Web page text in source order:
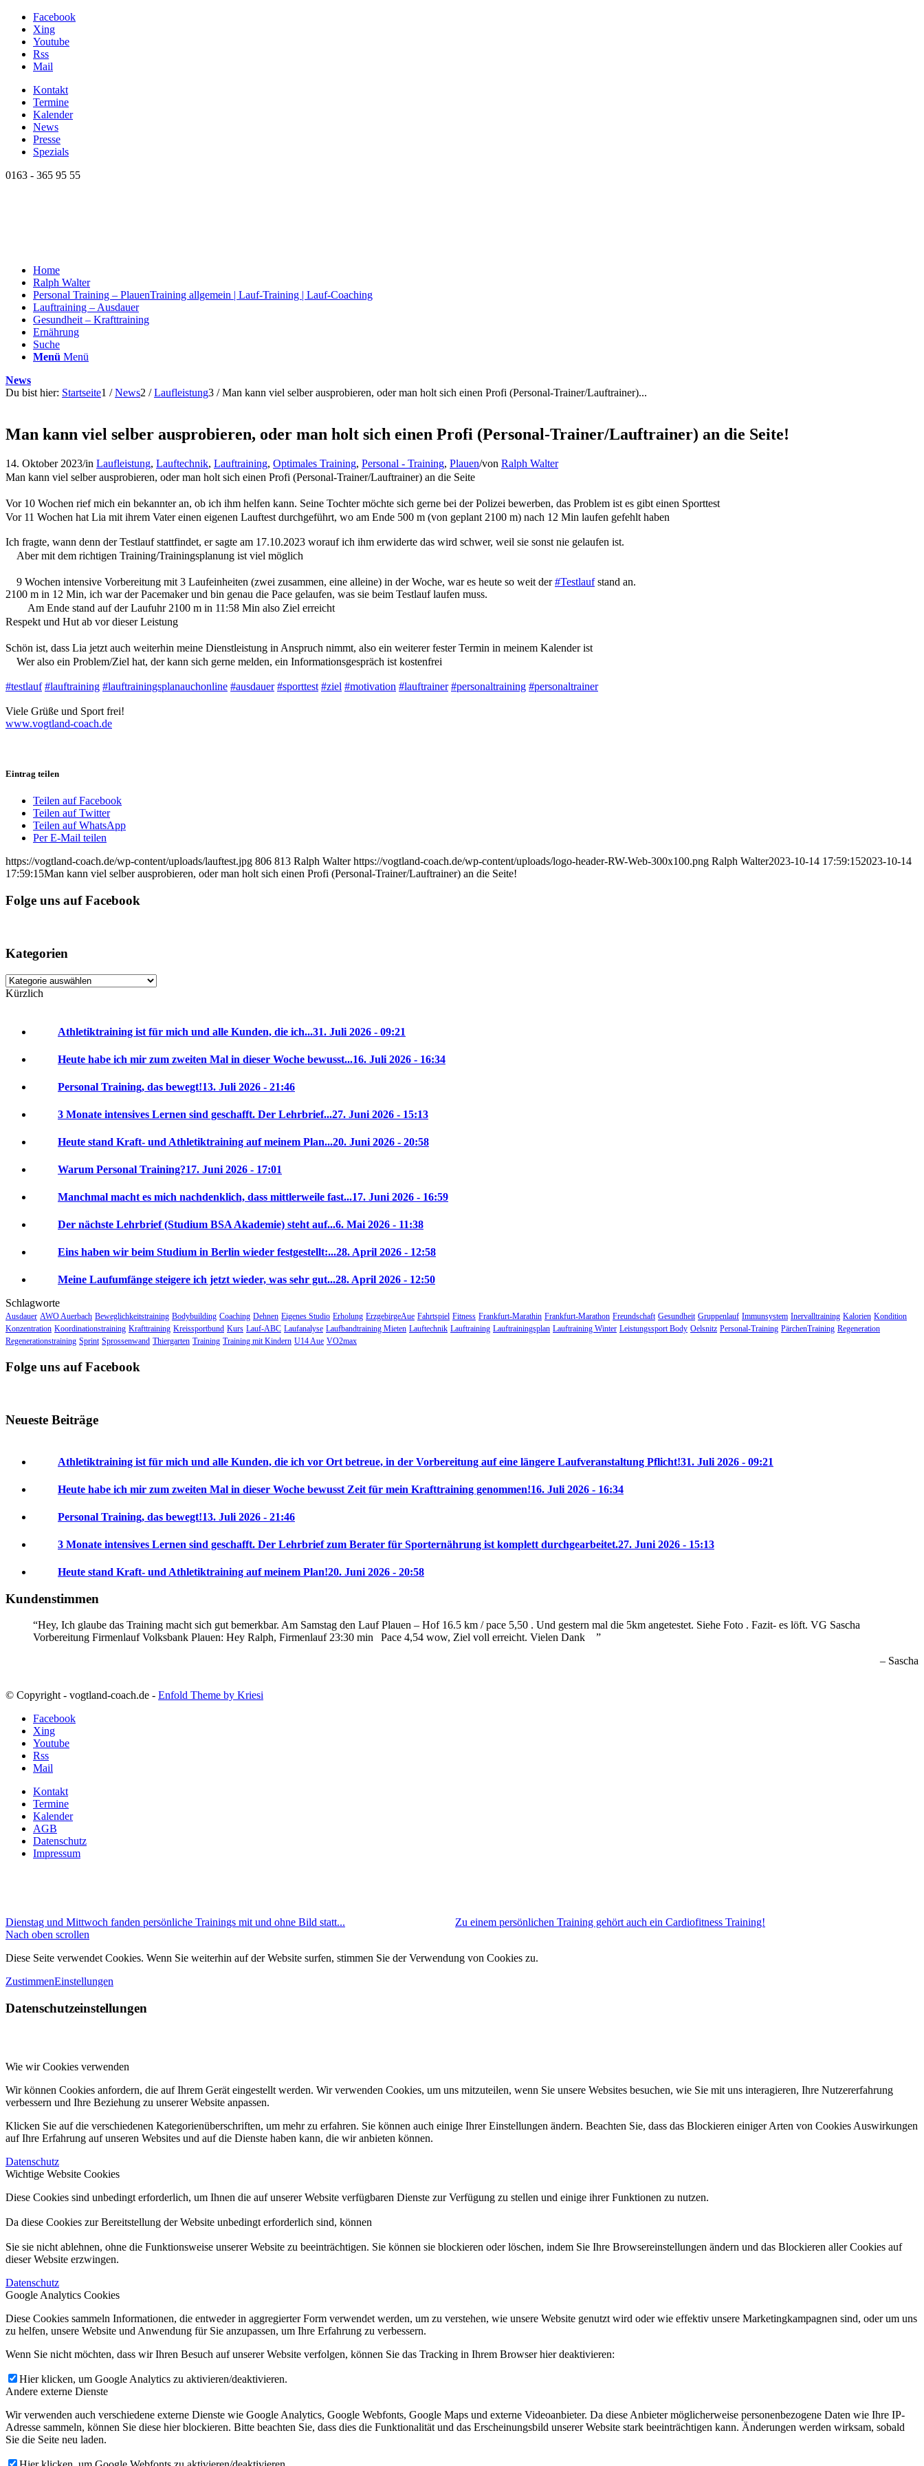
Facebook
Xing
Youtube
Rss
Mail
Kontakt
Termine
Kalender
News
Presse
Spezials
0163 - 365 95 55
Home
Ralph Walter
Personal Training – PlauenTraining allgemein | Lauf-Training | Lauf-Coaching
Lauftraining – Ausdauer
Gesundheit – Krafttraining
Ernährung
Suche
Menü Menü
News
Du bist hier: Startseite1 / News2 / Laufleistung3 / Man kann viel selber ausprobieren, oder man holt sich einen Profi (Personal-Trainer/Lauftrainer)...
Man kann viel selber ausprobieren, oder man holt sich einen Profi (Personal-Trainer/Lauftrainer) an die Seite!
14. Oktober 2023/in Laufleistung, Lauftechnik, Lauftraining, Optimales Training, Personal - Training, Plauen/von Ralph Walter
Man kann viel selber ausprobieren, oder man holt sich einen Profi (Personal-Trainer/Lauftrainer) an die Seite
Vor 10 Wochen rief mich ein bekannter an, ob ich ihm helfen kann. Seine Tochter möchte sich gerne bei der Polizei bewerben, das Problem ist es gibt einen Sporttest
Vor 11 Wochen hat Lia mit ihrem Vater einen eigenen Lauftest durchgeführt, wo am Ende 500 m (von geplant 2100 m) nach 12 Min laufen gefehlt haben
Ich fragte, wann denn der Testlauf stattfindet, er sagte am 17.10.2023 worauf ich ihm erwiderte das wird schwer, weil sie sonst nie gelaufen ist.
Aber mit dem richtigen Training/Trainingsplanung ist viel möglich
9 Wochen intensive Vorbereitung mit 3 Laufeinheiten (zwei zusammen, eine alleine) in der Woche, war es heute so weit der#Testlaufstand an.
2100 m in 12 Min, ich war der Pacemaker und bin genau die Pace gelaufen, was sie beim Testlauf laufen muss.
Am Ende stand auf der Laufuhr 2100 m in 11:58 Min also Ziel erreicht
Respekt und Hut ab vor dieser Leistung
Schön ist, dass Lia jetzt auch weiterhin meine Dienstleistung in Anspruch nimmt, also ein weiterer fester Termin in meinem Kalender ist
Wer also ein Problem/Ziel hat, der kann sich gerne melden, ein Informationsgespräch ist kostenfrei
#testlauf #lauftraining #lauftrainingsplanauchonline #ausdauer #sporttest #ziel #motivation #lauftrainer #personaltraining #personaltrainer
Viele Grüße und Sport frei!
www.vogtland-coach.de
Eintrag teilen
Teilen auf Facebook
Teilen auf Twitter
Teilen auf WhatsApp
Per E-Mail teilen
https://vogtland-coach.de/wp-content/uploads/lauftest.jpg 806 813 Ralph Walter https://vogtland-coach.de/wp-content/uploads/logo-header-RW-Web-300x100.png Ralph Walter2023-10-14 17:59:152023-10-14
17:59:15Man kann viel selber ausprobieren, oder man holt sich einen Profi (Personal-Trainer/Lauftrainer) an die Seite!
Folge uns auf Facebook
Kategorien
Kategorien
Kürzlich
Athletiktraining ist für mich und alle Kunden, die ich...31. Juli 2026 - 09:21
Heute habe ich mir zum zweiten Mal in dieser Woche bewusst...16. Juli 2026 - 16:34
Personal Training, das bewegt!13. Juli 2026 - 21:46
3 Monate intensives Lernen sind geschafft. Der Lehrbrief...27. Juni 2026 - 15:13
Heute stand Kraft- und Athletiktraining auf meinem Plan...20. Juni 2026 - 20:58
Warum Personal Training?17. Juni 2026 - 17:01
Manchmal macht es mich nachdenklich, dass mittlerweile fast...17. Juni 2026 - 16:59
Der nächste Lehrbrief (Studium BSA Akademie) steht auf...6. Mai 2026 - 11:38
Eins haben wir beim Studium in Berlin wieder festgestellt:...28. April 2026 - 12:58
Meine Laufumfänge steigere ich jetzt wieder, was sehr gut...28. April 2026 - 12:50
Schlagworte
Ausdauer AWO Auerbach Beweglichkeitstraining Bodybuilding Coaching Dehnen Eigenes Studio Erholung ErzgebirgeAue Fahrtspiel Fitness Frankfurt-Marathin Frankfurt-Marathon Freundschaft Gesundheit Gruppenlauf Immunsystem Inervalltraining Kalorien Kondition
Konzentration Koordinationstraining Krafttraining Kreissportbund Kurs Lauf-ABC Laufanalyse Laufbandtraining Mieten Lauftechnik Lauftraining Lauftrainingsplan Lauftraining Winter Leistungssport Body Oelsnitz Personal-Training PärchenTraining Regeneration
Regenerationstraining Sprint Sprossenwand Thiergarten Training Training mit Kindern U14 Aue VO2max
Folge uns auf Facebook
Neueste Beiträge
Athletiktraining ist für mich und alle Kunden, die ich vor Ort betreue, in der Vorbereitung auf eine längere Laufveranstaltung Pflicht!31. Juli 2026 - 09:21
Heute habe ich mir zum zweiten Mal in dieser Woche bewusst Zeit für mein Krafttraining genommen!16. Juli 2026 - 16:34
Personal Training, das bewegt!13. Juli 2026 - 21:46
3 Monate intensives Lernen sind geschafft. Der Lehrbrief zum Berater für Sporternährung ist komplett durchgearbeitet.27. Juni 2026 - 15:13
Heute stand Kraft- und Athletiktraining auf meinem Plan!20. Juni 2026 - 20:58
Kundenstimmen
Hey, Ich glaube das Training macht sich gut bemerkbar. Am Samstag den Lauf Plauen – Hof 16.5 km / pace 5,50 . Und gestern mal die 5km angetestet. Siehe Foto . Fazit- es löft. VG Sascha
Vorbereitung Firmenlauf Volksbank Plauen: Hey Ralph, Firmenlauf 23:30 min
Pace 4,54 wow, Ziel voll erreicht. Vielen Dank
Sascha
© Copyright - vogtland-coach.de - Enfold Theme by Kriesi
Facebook
Xing
Youtube
Rss
Mail
Kontakt
Termine
Kalender
AGB
Datenschutz
Impressum
Dienstag und Mittwoch fanden persönliche Trainings mit und ohne Bild statt...
Zu einem persönlichen Training gehört auch ein Cardiofitness Training!
Nach oben scrollen
Diese Seite verwendet Cookies. Wenn Sie weiterhin auf der Website surfen, stimmen Sie der Verwendung von Cookies zu.
ZustimmenEinstellungen
Datenschutzeinstellungen
Wie wir Cookies verwenden
Wir können Cookies anfordern, die auf Ihrem Gerät eingestellt werden. Wir verwenden Cookies, um uns mitzuteilen, wenn Sie unsere Websites besuchen, wie Sie mit uns interagieren, Ihre Nutzererfahrung
verbessern und Ihre Beziehung zu unserer Website anpassen.
Klicken Sie auf die verschiedenen Kategorienüberschriften, um mehr zu erfahren. Sie können auch einige Ihrer Einstellungen ändern. Beachten Sie, dass das Blockieren einiger Arten von Cookies Auswirkungen
auf Ihre Erfahrung auf unseren Websites und auf die Dienste haben kann, die wir anbieten können.
Datenschutz
Wichtige Website Cookies
Diese Cookies sind unbedingt erforderlich, um Ihnen die auf unserer Website verfügbaren Dienste zur Verfügung zu stellen und einige ihrer Funktionen zu nutzen.
Da diese Cookies zur Bereitstellung der Website unbedingt erforderlich sind, können
Sie sie nicht ablehnen, ohne die Funktionsweise unserer Website zu beeinträchtigen. Sie können sie blockieren oder löschen, indem Sie Ihre Browsereinstellungen ändern und das Blockieren aller Cookies auf
dieser Website erzwingen.
Datenschutz
Google Analytics Cookies
Diese Cookies sammeln Informationen, die entweder in aggregierter Form verwendet werden, um zu verstehen, wie unsere Website genutzt wird oder wie effektiv unsere Marketingkampagnen sind, oder um uns
zu helfen, unsere Website und Anwendung für Sie anzupassen, um Ihre Erfahrung zu verbessern.
Wenn Sie nicht möchten, dass wir Ihren Besuch auf unserer Website verfolgen, können Sie das Tracking in Ihrem Browser hier deaktivieren:
Hier klicken, um Google Analytics zu aktivieren/deaktivieren.
Andere externe Dienste
Wir verwenden auch verschiedene externe Dienste wie Google Analytics, Google Webfonts, Google Maps und externe Videoanbieter. Da diese Anbieter möglicherweise personenbezogene Daten wie Ihre IP-
Adresse sammeln, können Sie diese hier blockieren. Bitte beachten Sie, dass dies die Funktionalität und das Erscheinungsbild unserer Website stark beeinträchtigen kann. Änderungen werden wirksam, sobald
Sie die Seite neu laden.